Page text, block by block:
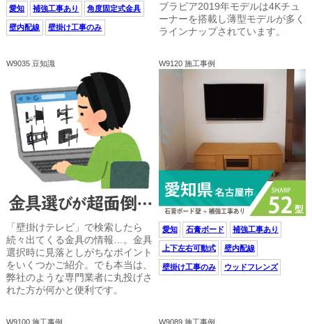
愛知 補強工事あり 角度固定式金具
壁内配線 壁掛け工事のみ
ブラビア2019年モデルは4Kチュ
ーナーを搭載し薄型モデルが多く
ラインナップされています。
W9035 豆知識
「壁掛けテレビ」で検索したら
続々出てくる金具の情報…。金具
選択時に見落としがちなポイント
をいくつかご紹介。でも本当は、
弊社のような専門業者に丸投げさ
れた方が何かと便利です。
W9120 施工事例
愛知 石膏ボード 補強工事あり
上下左右可動式 壁内配線
壁掛け工事のみ ウッドフレンズ
W9100 施工事例 W9089 施工事例